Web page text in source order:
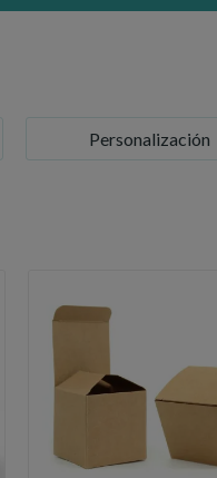
Personalización